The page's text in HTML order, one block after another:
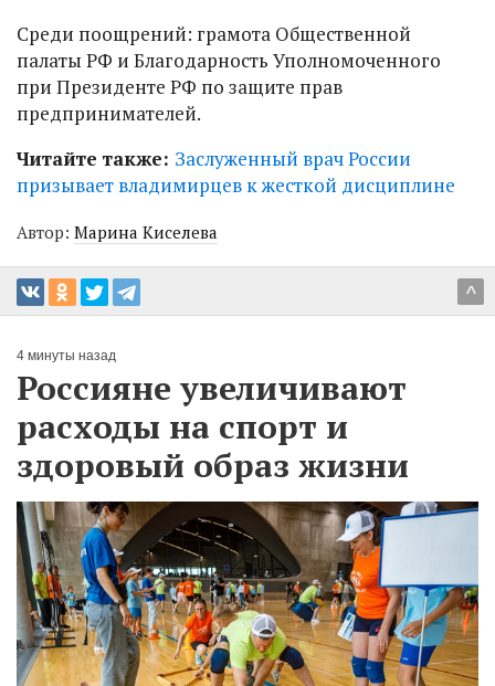
Среди поощрений: грамота Общественной
палаты РФ и Благодарность Уполномоченного
при Президенте РФ по защите прав
предпринимателей.
Читайте также: Заслуженный врач России
призывает владимирцев к жесткой дисциплине
Автор: Марина Киселева
^
4 минуты назад
Россияне увеличивают
расходы на спорт и
здоровый образ жизни